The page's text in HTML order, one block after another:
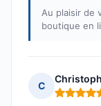
Au plaisir de
boutique en
C
Note : 5